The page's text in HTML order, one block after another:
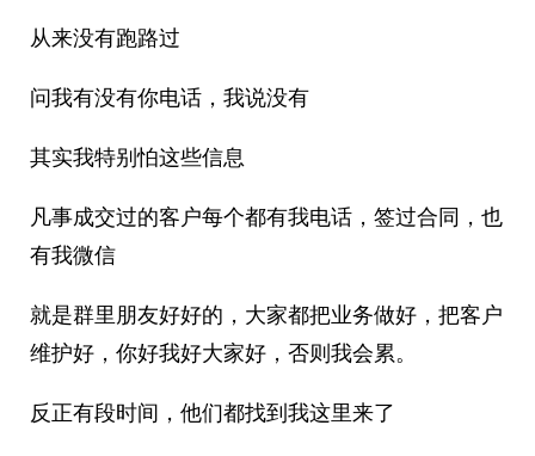
从来没有跑路过
问我有没有你电话，我说没有
其实我特别怕这些信息
凡事成交过的客户每个都有我电话，签过合同，也
有我微信
就是群里朋友好好的，大家都把业务做好，把客户
维护好，你好我好大家好，否则我会累。
反正有段时间，他们都找到我这里来了